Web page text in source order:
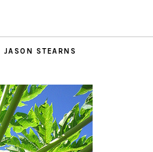
JASON STEARNS